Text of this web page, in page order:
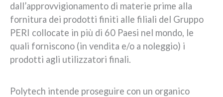
dall’approvvigionamento di materie prime alla
fornitura dei prodotti finiti alle filiali del Gruppo
PERI collocate in più di 60 Paesi nel mondo, le
quali forniscono (in vendita e/o a noleggio) i
prodotti agli utilizzatori finali.
Polytech intende proseguire con un organico